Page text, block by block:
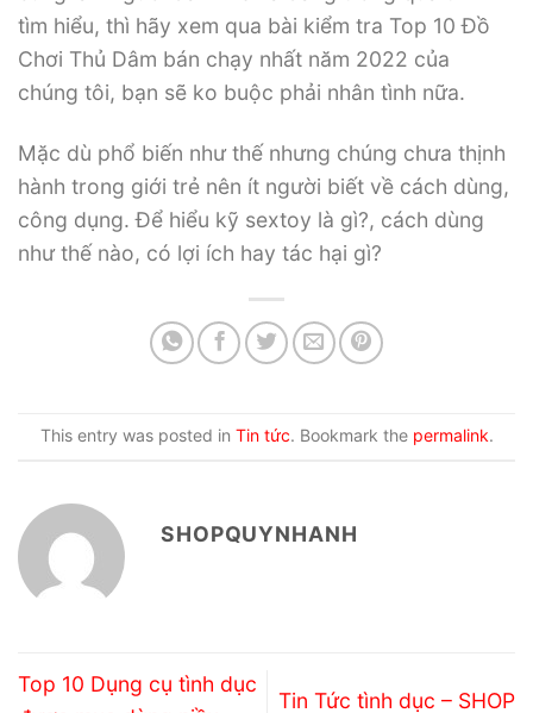
tìm hiểu, thì hãy xem qua bài kiểm tra Top 10 Đồ
Chơi Thủ Dâm bán chạy nhất năm 2022 của
chúng tôi, bạn sẽ ko buộc phải nhân tình nữa.
Mặc dù phổ biến như thế nhưng chúng chưa thịnh
hành trong giới trẻ nên ít người biết về cách dùng,
công dụng. Để hiểu kỹ sextoy là gì?, cách dùng
như thế nào, có lợi ích hay tác hại gì?
This entry was posted in Tin tức. Bookmark the permalink.
SHOPQUYNHANH
Top 10 Dụng cụ tình dục
Tin Tức tình dục – SHOP